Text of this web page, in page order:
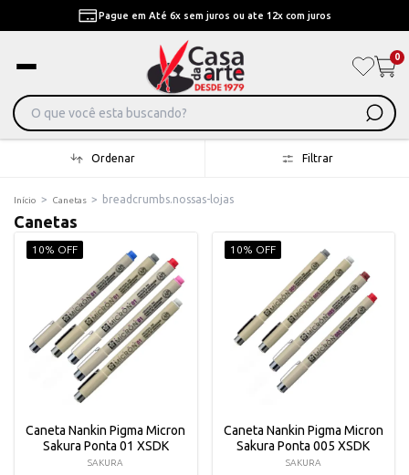
Pague em Até 6x sem juros ou ate 12x com juros
0
Ordenar Filtrar
Início > Canetas > breadcrumbs.nossas-lojas
Canetas
10% OFF
Caneta Nankin Pigma Micron
Sakura Ponta 01 XSDK
SAKURA
10% OFF
Caneta Nankin Pigma Micron
Sakura Ponta 005 XSDK
SAKURA